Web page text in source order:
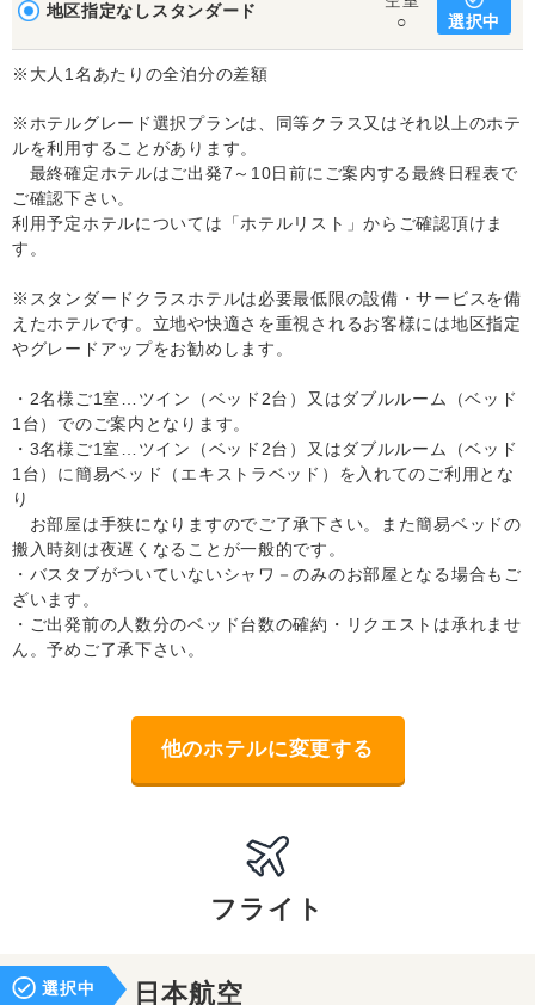
地区指定なしスタンダード
○
選択中
※大人1名あたりの全泊分の差額
※ホテルグレード選択プランは、同等クラス又はそれ以上のホテ
ルを利用することがあります。
最終確定ホテルはご出発7～10日前にご案内する最終日程表で
ご確認下さい。
利用予定ホテルについては「ホテルリスト」からご確認頂けま
す。
※スタンダードクラスホテルは必要最低限の設備・サービスを備
えたホテルです。立地や快適さを重視されるお客様には地区指定
やグレードアップをお勧めします。
・2名様ご1室…ツイン（ベッド2台）又はダブルルーム（ベッド
1台）でのご案内となります。
・3名様ご1室…ツイン（ベッド2台）又はダブルルーム（ベッド
1台）に簡易ベッド（エキストラベッド）を入れてのご利用とな
り
お部屋は手狭になりますのでご了承下さい。また簡易ベッドの
搬入時刻は夜遅くなることが一般的です。
・バスタブがついていないシャワ－のみのお部屋となる場合もご
ざいます。
・ご出発前の人数分のベッド台数の確約・リクエストは承れませ
ん。予めご了承下さい。
他のホテルに変更する
フライト
選択中 日本航空